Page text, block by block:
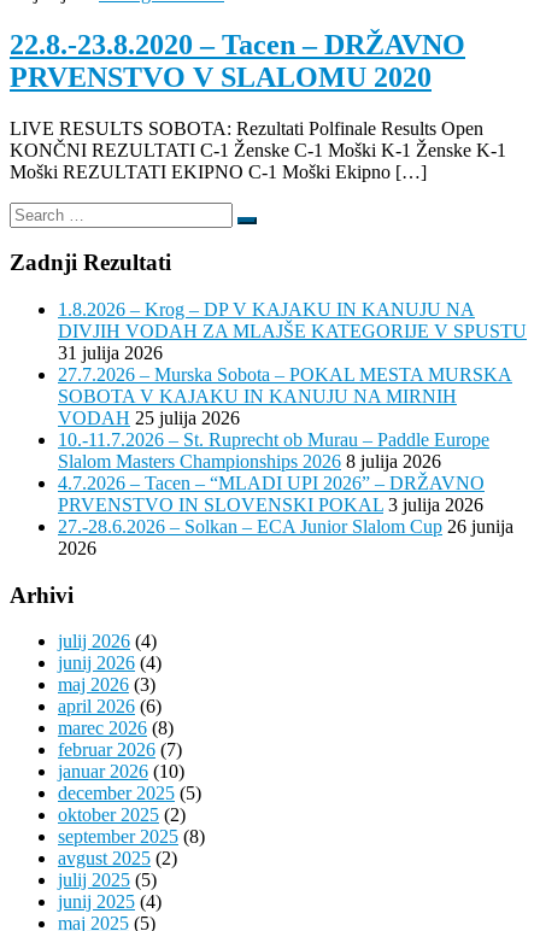
22.8.-23.8.2020 – Tacen – DRŽAVNO
PRVENSTVO V SLALOMU 2020
LIVE RESULTS SOBOTA: Rezultati Polfinale Results Open
KONČNI REZULTATI C-1 Ženske C-1 Moški K-1 Ženske K-1
Moški REZULTATI EKIPNO C-1 Moški Ekipno […]
Search
Search
Zadnji Rezultati
1.8.2026 – Krog – DP V KAJAKU IN KANUJU NA
DIVJIH VODAH ZA MLAJŠE KATEGORIJE V SPUSTU
31 julija 2026
27.7.2026 – Murska Sobota – POKAL MESTA MURSKA
SOBOTA V KAJAKU IN KANUJU NA MIRNIH
VODAH 25 julija 2026
10.-11.7.2026 – St. Ruprecht ob Murau – Paddle Europe
Slalom Masters Championships 2026 8 julija 2026
4.7.2026 – Tacen – “MLADI UPI 2026” – DRŽAVNO
PRVENSTVO IN SLOVENSKI POKAL 3 julija 2026
27.-28.6.2026 – Solkan – ECA Junior Slalom Cup 26 junija
2026
Arhivi
julij 2026 (4)
junij 2026 (4)
maj 2026 (3)
april 2026 (6)
marec 2026 (8)
februar 2026 (7)
januar 2026 (10)
december 2025 (5)
oktober 2025 (2)
september 2025 (8)
avgust 2025 (2)
julij 2025 (5)
junij 2025 (4)
maj 2025 (5)